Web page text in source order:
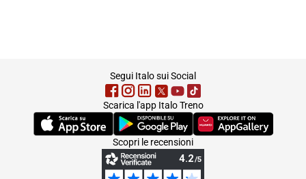
Segui Italo sui Social
Scarica l'app Italo Treno
(Si apre in una nuova scheda)(Si apre in una nuova scheda)
(Si apre in una nuova
Scopri le recensioni